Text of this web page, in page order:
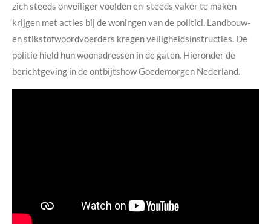
zich steeds onveiliger voelden en steeds vaker te maken
krijgen met acties bij de woningen van de politici. Landbouw-
en stikstofwoordvoerders kregen veiligheidsinstructies. De
politie hield hun woonadressen in de gaten. Hieronder de
berichtgeving in de ontbijtshow Goedemorgen Nederland.